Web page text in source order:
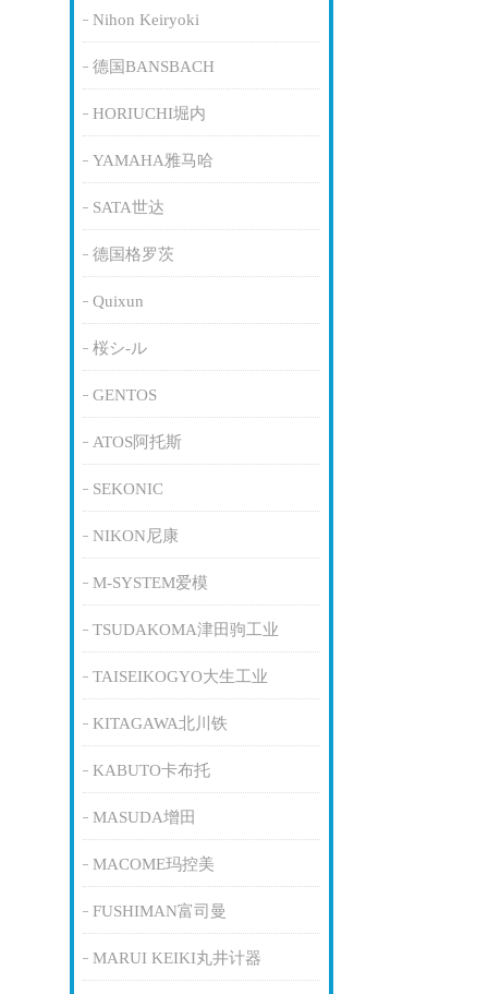
Nihon Keiryoki
德国BANSBACH
HORIUCHI堀内
YAMAHA雅马哈
SATA世达
德国格罗茨
Quixun
桜シ-ル
GENTOS
ATOS阿托斯
SEKONIC
NIKON尼康
M-SYSTEM爱模
TSUDAKOMA津田驹工业
TAISEIKOGYO大生工业
KITAGAWA北川铁
KABUTO卡布托
MASUDA增田
MACOME玛控美
FUSHIMAN富司曼
MARUI KEIKI丸井计器